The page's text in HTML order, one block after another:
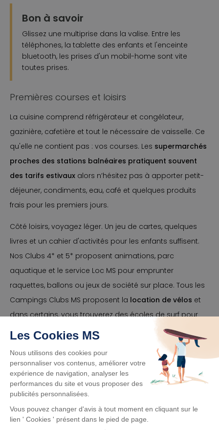
Bon à savoir
Glissez une multiprise dans la valise. Entre les
téléphones, la tablette des enfants et l'enceinte
bluetooth, les prises d'un mobil-home sont vite
toutes prises.
Premières courses et loisirs
La cuisine comprend réfrigérateur et congélateur,
gazinière, cafetière et tout le nécessaire de vaisselle. Ce
qu'elle ne contient pas : vos courses. Les supermarchés
proches des stations balnéaires pratiquent souvent
des tarifs estivaux alors n’hésitez pas à apporter petit-
déjeuner, condiments, eau, café et quelques produits
frais pour les premiers jours.
Côté loisirs, voyagez léger. Un jeu de cartes, quelques
livres et un cahier d'activités pour les enfants suffisent.
Nos Clubs 4* et 5* proposent animations, parc
aquatique et le service Loc MS pour emprunter
raquettes, ballons ou jeux de société sur place. Tous les
Campings Clubs MS proposent la location de vélos et
dans certains, vous trouverez des écoles de surf pour
prendre des cours ou louer
planches et paddles